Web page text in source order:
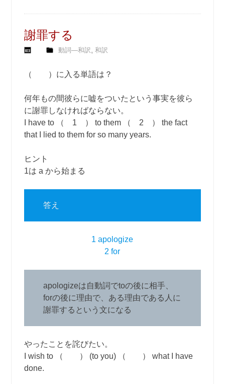
謝罪する
動詞―和訳,和訳
（ ）に入る単語は？
何年もの間彼らに嘘をついたという事実を彼ら
に謝罪しなければならない。
I have to （ 1 ） to them （ 2 ） the fact
that I lied to them for so many years.
ヒント
1は a から始まる
答え
1 apologize
2 for
apologizeは自動詞でtoの後に相手、
forの後に理由で、ある理由である人に
謝罪するという文になる
やったことを詫びたい。
I wish to （ ） (to you) （ ） what I have
done.